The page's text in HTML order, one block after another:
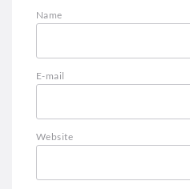
Name
E-mail
Website